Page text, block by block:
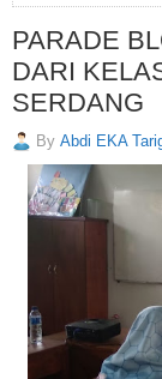
PARADE
DARI
SERDANG
By Abdi EKA